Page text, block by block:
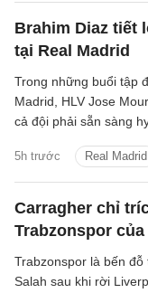
Brahim Diaz tiết
tại Real Madrid
5h trước Real Madrid
Trong những buổi tập
Madrid, HLV Jose
cả đội phải sẵn sàng
Carragher chỉ
Trabzonspor của
Trabzonspor là bến
Salah sau khi rời